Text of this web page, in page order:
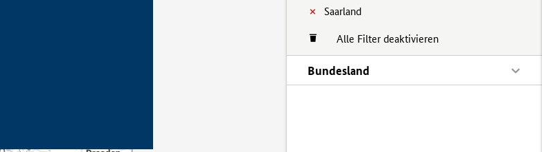
Saarland
Alle Filter deaktivieren
Bundesland